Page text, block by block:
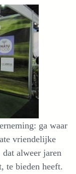
ga waar
vriendelijke
alweer jaren
te bieden heeft.